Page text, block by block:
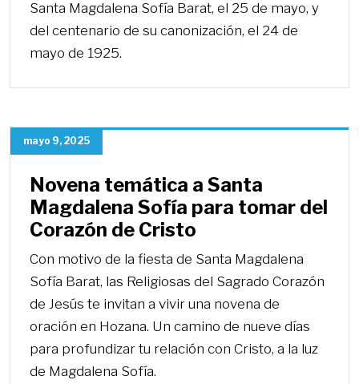
Santa Magdalena Sofía Barat, el 25 de mayo, y
del centenario de su canonización, el 24 de
mayo de 1925.
mayo 9, 2025
Novena temática a Santa
Magdalena Sofía para tomar del
Corazón de Cristo
Con motivo de la fiesta de Santa Magdalena
Sofía Barat, las Religiosas del Sagrado Corazón
de Jesús te invitan a vivir una novena de
oración en Hozana. Un camino de nueve días
para profundizar tu relación con Cristo, a la luz
de Magdalena Sofía.